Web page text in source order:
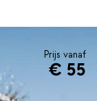
Folle is een
handbereik
geniet van elke
Prijs vanaf
€ 55